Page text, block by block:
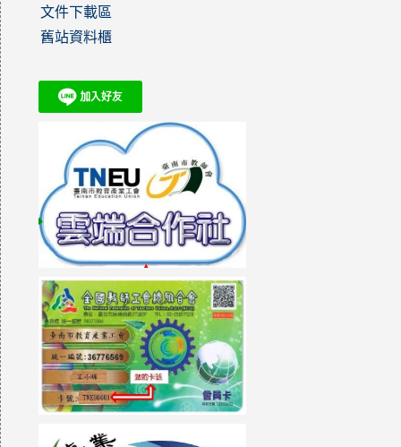
文件下載區
舊站資料櫃